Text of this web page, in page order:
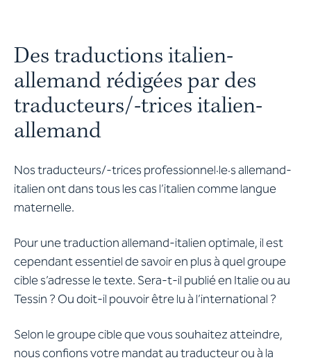
Des traductions italien-
allemand rédigées par des
traducteurs/-trices italien-
allemand
Nos traducteurs/-trices professionnel·le·s allemand-
italien ont dans tous les cas l’italien comme langue
maternelle.
Pour une traduction allemand-italien optimale, il est
cependant essentiel de savoir en plus à quel groupe
cible s’adresse le texte. Sera-t-il publié en Italie ou au
Tessin ? Ou doit-il pouvoir être lu à l’international ?
Selon le groupe cible que vous souhaitez atteindre,
nous confions votre mandat au traducteur ou à la